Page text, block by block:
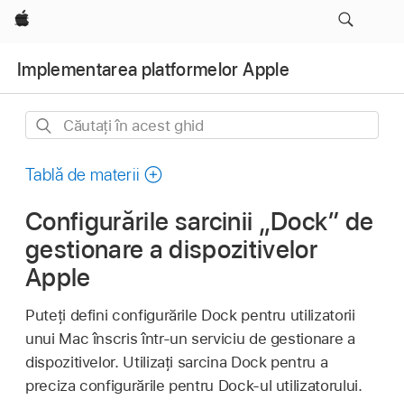
Apple
Implementarea platformelor Apple
Căutați
acest
Tablă de materii
Configurările sarcinii „Dock” de
gestionare a dispozitivelor
Apple
Puteți defini configurările Dock pentru utilizatorii
unui Mac înscris într‑un serviciu de gestionare a
dispozitivelor. Utilizați sarcina Dock pentru a
preciza configurările pentru Dock-ul utilizatorului.